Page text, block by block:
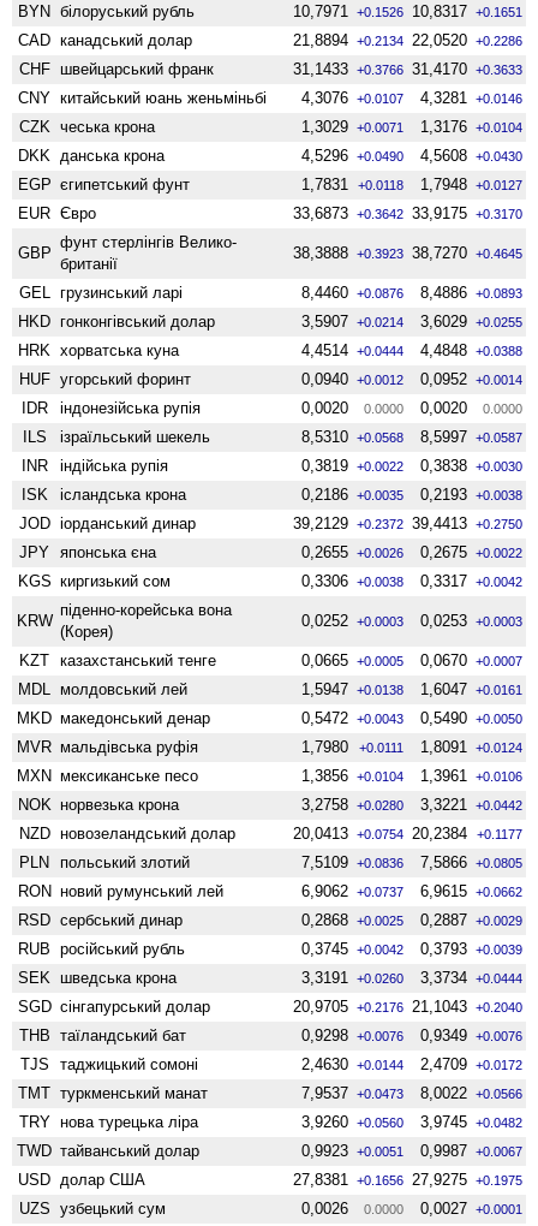
BYN білоруський рубль 10,7971 +0.1526 10,8317 +0.1651
CAD канадський долар 21,8894 +0.2134 22,0520 +0.2286
CHF швейцарський франк 31,1433 +0.3766 31,4170 +0.3633
CNY китайський юань женьмiньбi 4,3076 +0.0107 4,3281 +0.0146
CZK чеська крона 1,3029 +0.0071 1,3176 +0.0104
DKK данська крона 4,5296 +0.0490 4,5608 +0.0430
EGP єгипетський фунт 1,7831 +0.0118 1,7948 +0.0127
EUR Євро 33,6873 +0.3642 33,9175 +0.3170
GBP
фунт стерлінгів Велико­
британії
38,3888 +0.3923 38,7270 +0.4645
GEL грузинський ларі 8,4460 +0.0876 8,4886 +0.0893
HKD гонконгівський долар 3,5907 +0.0214 3,6029 +0.0255
HRK хорватська куна 4,4514 +0.0444 4,4848 +0.0388
HUF угорський форинт 0,0940 +0.0012 0,0952 +0.0014
IDR індонезійська рупія 0,0020 0.0000 0,0020 0.0000
ILS ізраїльський шекель 8,5310 +0.0568 8,5997 +0.0587
INR індійська рупія 0,3819 +0.0022 0,3838 +0.0030
ISK ісландська крона 0,2186 +0.0035 0,2193 +0.0038
JOD іорданський динар 39,2129 +0.2372 39,4413 +0.2750
JPY японська єна 0,2655 +0.0026 0,2675 +0.0022
KGS киргизький сом 0,3306 +0.0038 0,3317 +0.0042
KRW
піденно-корейська вона
(Корея)
0,0252 +0.0003 0,0253 +0.0003
KZT казахстанський тенге 0,0665 +0.0005 0,0670 +0.0007
MDL молдовський лей 1,5947 +0.0138 1,6047 +0.0161
MKD македонський денар 0,5472 +0.0043 0,5490 +0.0050
MVR мальдівська руфія 1,7980 +0.0111 1,8091 +0.0124
MXN мексиканське песо 1,3856 +0.0104 1,3961 +0.0106
NOK норвезька крона 3,2758 +0.0280 3,3221 +0.0442
NZD ново­зеландський долар 20,0413 +0.0754 20,2384 +0.1177
PLN польський злотий 7,5109 +0.0836 7,5866 +0.0805
RON новий румунський лей 6,9062 +0.0737 6,9615 +0.0662
RSD сербський динар 0,2868 +0.0025 0,2887 +0.0029
RUB російський рубль 0,3745 +0.0042 0,3793 +0.0039
SEK шведська крона 3,3191 +0.0260 3,3734 +0.0444
SGD сінгапурський долар 20,9705 +0.2176 21,1043 +0.2040
THB таїландський бат 0,9298 +0.0076 0,9349 +0.0076
TJS таджицький сомоні 2,4630 +0.0144 2,4709 +0.0172
TMT туркменський манат 7,9537 +0.0473 8,0022 +0.0566
TRY нова турецька ліра 3,9260 +0.0560 3,9745 +0.0482
TWD тайванський долар 0,9923 +0.0051 0,9987 +0.0067
USD долар США 27,8381 +0.1656 27,9275 +0.1975
UZS узбецький сум 0,0026 0.0000 0,0027 +0.0001